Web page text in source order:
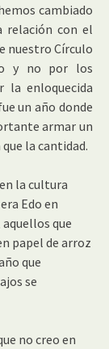
cambiado
relación con el
nuestro Círculo
y no por los
la enloquecida
un año donde
armar un
la cantidad.
la cultura
Edo en
que
papel de arroz
que
se
no creo en